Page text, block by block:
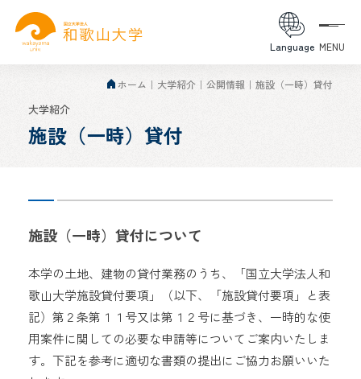
Language MENU
ホーム 大学紹介 公開情報 施設（一時）貸付
大学紹介
施設（一時）貸付
施設（一時）貸付について
本学の土地、建物の貸付業務のうち、「国立大学法人和
歌山大学施設貸付要項」（以下、「施設貸付要項」と表
記）第２条第１１号又は第１２号に基づき、一時的な使
用案件に関しての必要な申請等についてご案内いたしま
す。下記を参考に適切な書類の提出にご協力お願いいた